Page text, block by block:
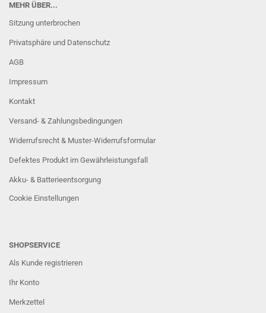
MEHR ÜBER...
Sitzung unterbrochen
Privatsphäre und Datenschutz
AGB
Impressum
Kontakt
Versand- & Zahlungsbedingungen
Widerrufsrecht & Muster-Widerrufsformular
Defektes Produkt im Gewährleistungsfall
Akku- & Batterieentsorgung
Cookie Einstellungen
SHOPSERVICE
Als Kunde registrieren
Ihr Konto
Merkzettel